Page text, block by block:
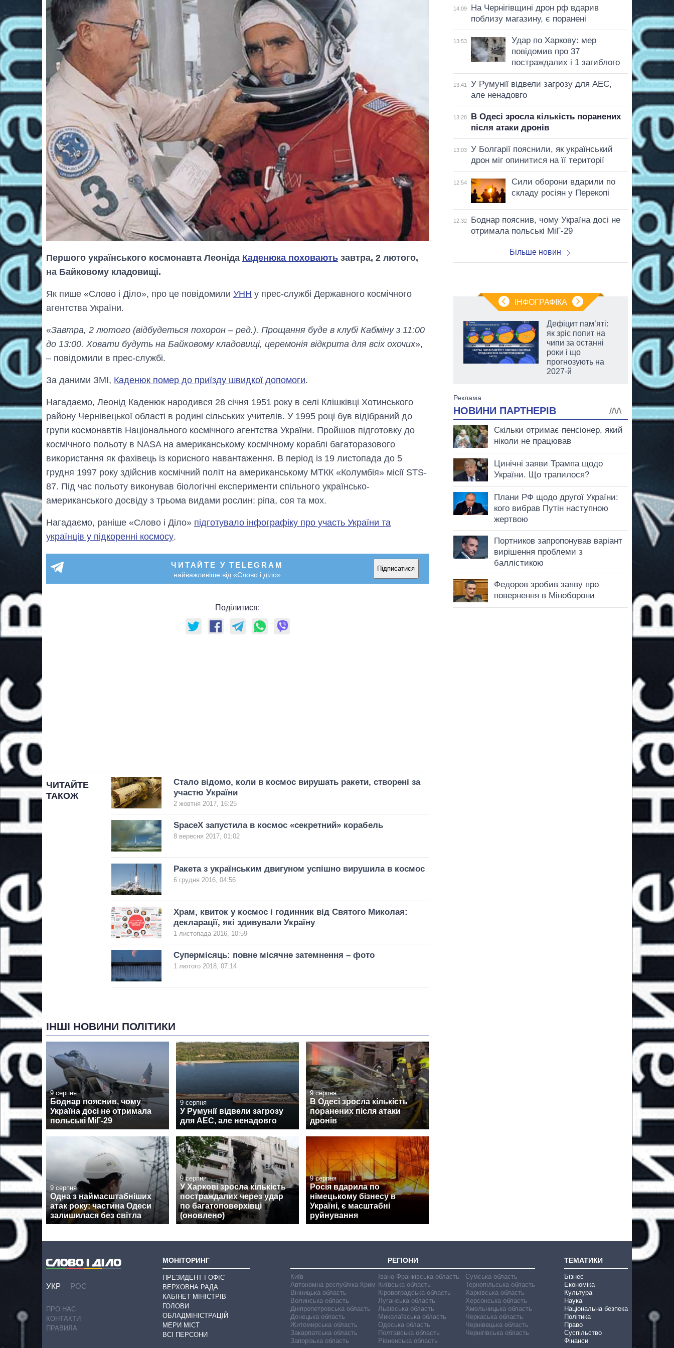
Першого українського космонавта Леоніда Каденюка поховають завтра, 2 лютого,
на Байковому кладовищі.
Як пише «Слово і Діло», про це повідомили УНН у прес-службі Державного космічного
агентства України.
«Завтра, 2 лютого (відбудеться похорон – ред.). Прощання буде в клубі Кабміну з 11:00
до 13:00. Ховати будуть на Байковому кладовищі, церемонія відкрита для всіх охочих»,
– повідомили в прес-службі.
За даними ЗМІ, Каденюк помер до приїзду швидкої допомоги.
Нагадаємо, Леонід Каденюк народився 28 січня 1951 року в селі Клішківці Хотинського
району Чернівецької області в родині сільських учителів. У 1995 році був відібраний до
групи космонавтів Національного космічного агентства України. Пройшов підготовку до
космічного польоту в NASA на американському космічному кораблі багаторазового
використання як фахівець із корисного навантаження. В період із 19 листопада до 5
грудня 1997 року здійснив космічний політ на американському МТКК «Колумбія» місії STS-
87. Під час польоту виконував біологічні експерименти спільного українсько-
американського досвіду з трьома видами рослин: ріпа, соя та мох.
Нагадаємо, раніше «Слово і Діло» підготувало інфографіку про участь України та
українців у підкоренні космосу.
ЧИТАЙТЕ У TELEGRAM
найважливіше від «Слово і діло»
Підписатися
Поділитися:
ЧИТАЙТЕ
ТАКОЖ
Стало відомо, коли в космос вирушать ракети, створені за
участю України
2 жовтня 2017, 16:25
SpaceX запустила в космос «секретний» корабель
8 вересня 2017, 01:02
Ракета з українським двигуном успішно вирушила в космос
6 грудня 2016, 04:56
Храм, квиток у космос і годинник від Святого Миколая:
декларації, які здивували Україну
1 листопада 2016, 10:59
Супермісяць: повне місячне затемнення – фото
1 лютого 2018, 07:14
ІНШІ НОВИНИ ПОЛІТИКИ
9 серпня
Боднар пояснив, чому
Україна досі не отримала
польські МіГ-29
9 серпня
У Румунії відвели загрозу
для АЕС, але ненадовго
9 серпня
В Одесі зросла кількість
поранених після атаки
дронів
9 серпня
Одна з наймасштабніших
атак року: частина Одеси
залишилася без світла
9 серпня
У Харкові зросла кількість
постраждалих через удар
по багатоповерхівці
(оновлено)
9 серпня
Росія вдарила по
німецькому бізнесу в
Україні, є масштабні
руйнування
14:09
На Чернігівщині дрон рф вдарив
поблизу магазину, є поранені
13:53
Удар по Харкову: мер
повідомив про 37
постраждалих і 1 загиблого
13:41
У Румунії відвели загрозу для АЕС,
але ненадовго
13:28
В Одесі зросла кількість поранених
після атаки дронів
13:03
У Болгарії пояснили, як український
дрон міг опинитися на її території
12:54
Сили оборони вдарили по
складу росіян у Перекопі
12:32
Боднар пояснив, чому Україна досі не
отримала польські МіГ-29
Більше новин
ІНФОГРАФІКА
бюджет
Міністерства
Дефіцит пам’яті:
як зріс попит на
чипи за останні
роки і що
прогнозують на
2027-й
УКР РОС
ПРО НАС
КОНТАКТИ
ПРАВИЛА
МОНІТОРИНГ
ПРЕЗИДЕНТ І ОФІС
ВЕРХОВНА РАДА
КАБІНЕТ МІНІСТРІВ
ГОЛОВИ
ОБЛАДМІНІСТРАЦІЙ
МЕРИ МІСТ
ВСІ ПЕРСОНИ
РЕГІОНИ
Київ
Автономна республіка Крим
Вінницька область
Волинська область
Дніпропетровська область
Донецька область
Житомирська область
Закарпатська область
Запорізька область
Івано-Франківська область
Київська область
Кіровоградська область
Луганська область
Львівська область
Миколаївська область
Одеська область
Полтавська область
Рівненська область
Сумська область
Тернопільська область
Харківська область
Херсонська область
Хмельницька область
Черкаська область
Чернівецька область
Чернігівська область
ТЕМАТИКИ
Бізнес
Економіка
Культура
Наука
Національна безпека
Політика
Право
Суспільство
Фінанси